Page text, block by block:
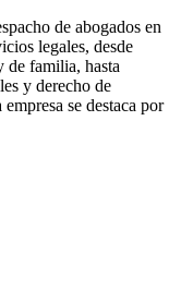
de abogados en
legales, desde
de familia, hasta
y derecho de
se destaca por